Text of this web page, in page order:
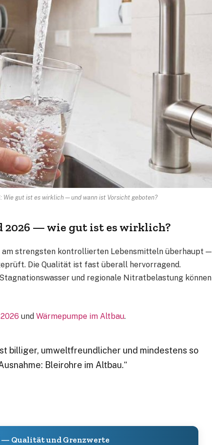
Wie gut ist es wirklich — und wann ist Vorsicht geboten?
— wie gut ist es wirklich?
am strengsten kontrollierten Lebensmitteln überhaupt —
Die Qualität ist fast überall hervorragend.
und regionale Nitratbelastung können
undWärmepumpe im Altbau.
billiger, umweltfreundlicher und mindestens so
Bleirohre im Altbau.“
— Qualität und Grenzwerte